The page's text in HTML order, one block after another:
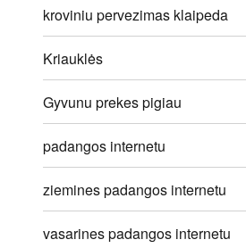
kroviniu pervezimas klaipeda
Kriauklės
Gyvunu prekes pigiau
padangos internetu
ziemines padangos internetu
vasarines padangos internetu